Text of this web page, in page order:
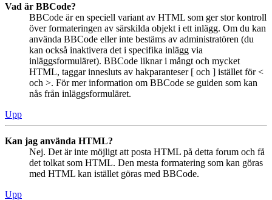
Vad är BBCode?
BBCode är en speciell variant av HTML som ger stor kontroll
över formateringen av särskilda objekt i ett inlägg. Om du kan
använda BBCode eller inte bestäms av administratören (du
kan också inaktivera det i specifika inlägg via
inläggsformuläret). BBCode liknar i mångt och mycket
HTML, taggar innesluts av hakparanteser [ och ] istället för <
och >. För mer information om BBCode se guiden som kan
nås från inläggsformuläret.
Upp
Kan jag använda HTML?
Nej. Det är inte möjligt att posta HTML på detta forum och få
det tolkat som HTML. Den mesta formatering som kan göras
med HTML kan istället göras med BBCode.
Upp